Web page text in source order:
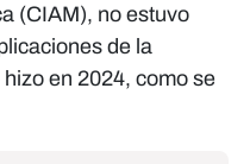
(CIAM), no estuvo
de la
en 2024, como se